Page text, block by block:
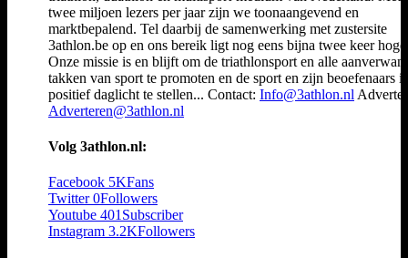
twee miljoen lezers per jaar zijn we toonaangevend en
marktbepalend. Tel daarbij de samenwerking met zustersite
3athlon.be op en ons bereik ligt nog eens bijna twee keer
Onze missie is en blijft om de triathlonsport en alle
takken van sport te promoten en de sport en zijn beoefenaars
positief daglicht te stellen... Contact: Info@3athlon.nl
Adverteren@3athlon.nl
Volg 3athlon.nl:
Facebook 5KFans
Twitter 0Followers
Youtube 401 Subscriber
Instagram 3.2KFollowers